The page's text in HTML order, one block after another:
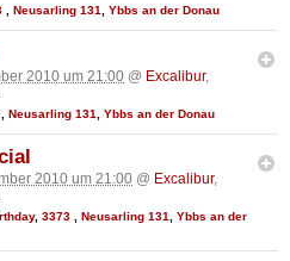
, Neusarling 131, Ybbs an der Donau
2010 um 21:00 @ Excalibur,
Neusarling 131 Ybbs an der Donau
2010 um 21:00 @ Excalibur,
, 3373 Neusarling 131
Ybbs an der